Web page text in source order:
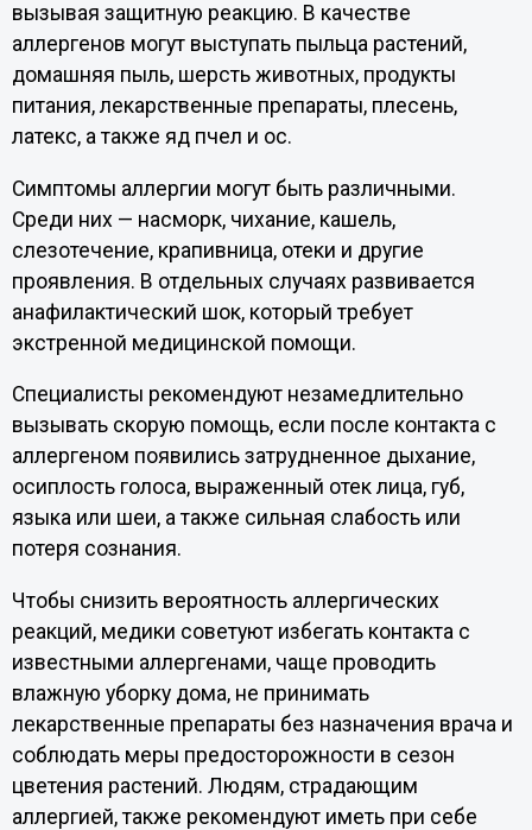
вызывая защитную реакцию. В качестве
аллергенов могут выступать пыльца растений,
домашняя пыль, шерсть животных, продукты
питания, лекарственные препараты, плесень,
латекс, а также яд пчел и ос.
Симптомы аллергии могут быть различными.
Среди них — насморк, чихание, кашель,
слезотечение, крапивница, отеки и другие
проявления. В отдельных случаях развивается
анафилактический шок, который требует
экстренной медицинской помощи.
Специалисты рекомендуют незамедлительно
вызывать скорую помощь, если после контакта с
аллергеном появились затрудненное дыхание,
осиплость голоса, выраженный отек лица, губ,
языка или шеи, а также сильная слабость или
потеря сознания.
Чтобы снизить вероятность аллергических
реакций, медики советуют избегать контакта с
известными аллергенами, чаще проводить
влажную уборку дома, не принимать
лекарственные препараты без назначения врача и
соблюдать меры предосторожности в сезон
цветения растений. Людям, страдающим
аллергией, также рекомендуют иметь при себе